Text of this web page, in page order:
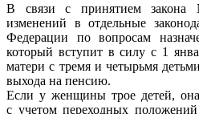
В связи с принятием
изменений в отдельные
Федерации по вопросам
который вступит в силу с 1
матери с тремя и четырьмя
выхода на пенсию.
Если у женщины трое детей,
с учетом переходных